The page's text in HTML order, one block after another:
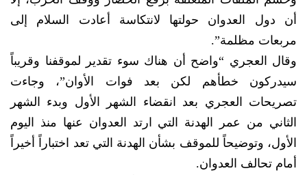
أن دول العدوان حولتها لانتكاسة أعادت السلام إلى
مربعات مظلمة”.
وقال العجري “واضح أن هناك سوء تقدير لموقفنا وقريباً
سيدركون خطأهم لكن بعد فوات الأوان”، وجاءت
تصريحات العجري بعد انقضاء الشهر الأول وبدء الشهر
الثاني من عمر الهدنة التي ارتد العدوان عنها منذ اليوم
الأول، وتوضيحاً للموقف بشأن الهدنة التي تعد اختباراً أخيراً
أمام تحالف العدوان.